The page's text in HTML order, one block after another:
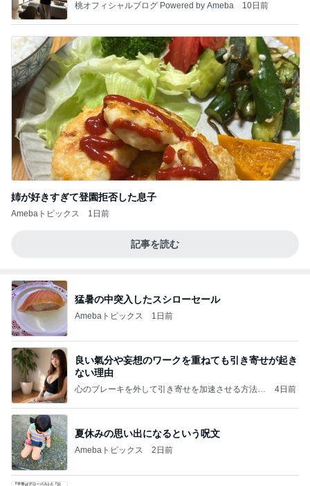
桃オフィシャルブログ Powered by Ameba 10日前
姉が好きすぎて登園拒否した息子
Amebaトピックス 1日前
記事を読む
猛暑の中突入したスシローセール
Amebaトピックス 1日前
良い氣分や妄想のワークを重ねても引き寄せが起き
ない理由
心のブレーキを外して引き寄せを加速させる方法：
4日前
夏休みの思い出になるという呪文
Amebaトピックス 2日前